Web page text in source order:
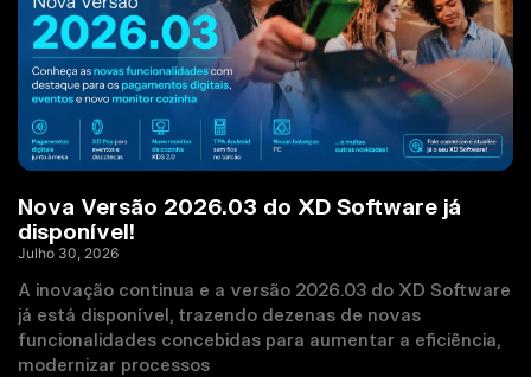
Nova Versão 2026.03 do XD Software já
disponível!
Julho 30, 2026
A inovação continua e a versão 2026.03 do XD Software
já está disponível, trazendo dezenas de novas
funcionalidades concebidas para aumentar a eficiência,
modernizar processos